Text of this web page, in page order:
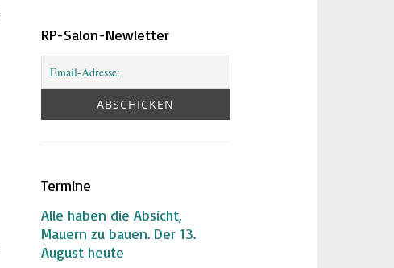
RP-Salon-Newletter
Termine
Alle haben die Absicht,
Mauern zu bauen. Der 13.
August heute